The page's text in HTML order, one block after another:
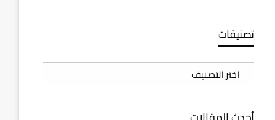
تصنيفات
تصنيفات